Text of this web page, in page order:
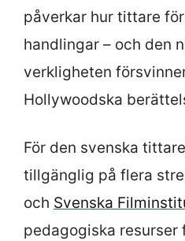
påverkar hur tittare
handlingar – och den
verkligheten
Hollywoodska
För den svenska
tillgänglig på flera
och Svenska
pedagogiska resurser